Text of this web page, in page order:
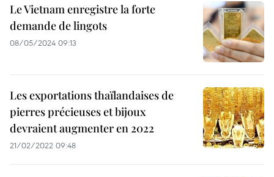
Le Vietnam enregistre la forte
demande de lingots
08/05/2024 09:13
Les exportations thaïlandaises de
pierres précieuses et bijoux
devraient augmenter en 2022
21/02/2022 09:48